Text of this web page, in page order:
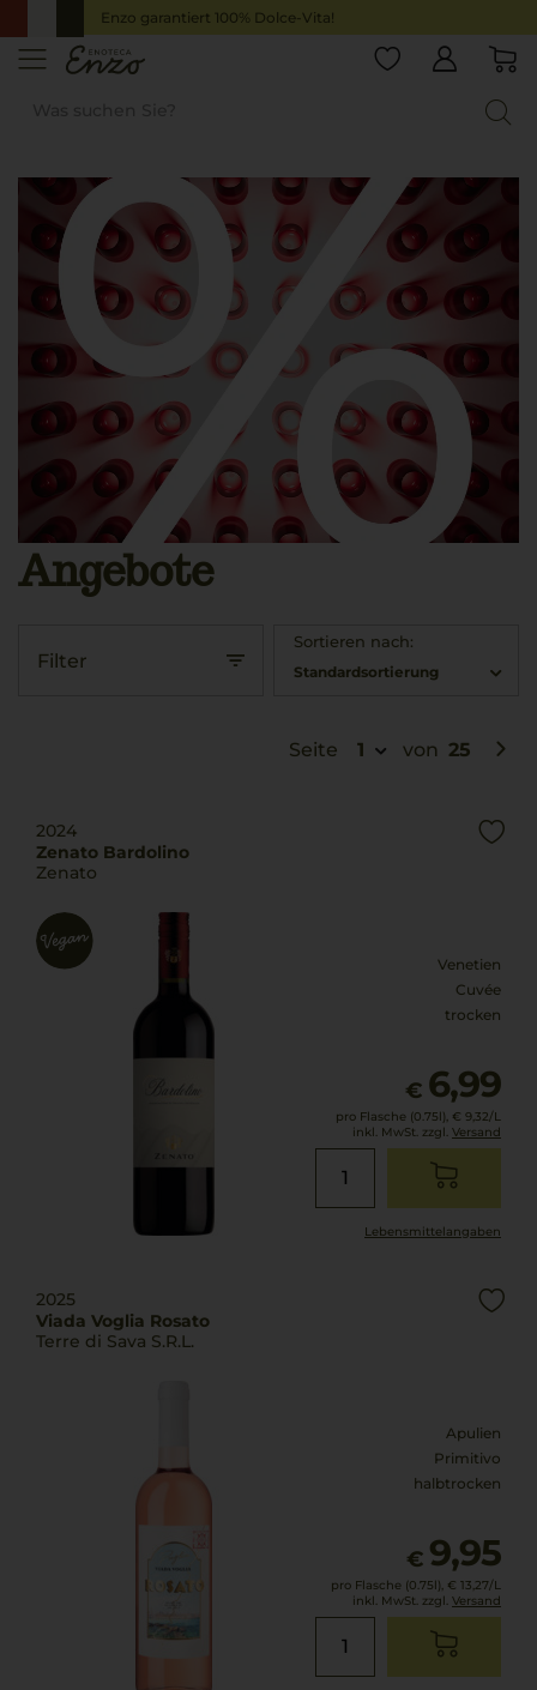
Enzo garantiert 100% Dolce-Vita!
Startseite Angebote
Angebote
Filter
Sortieren nach:
Standardsortierung
Seite 1 von 25
2024
Zenato Bardolino
Zenato
Venetien
Cuvée
trocken
€ 6,99
pro Flasche (0.75l), € 9,32/L
inkl. MwSt. zzgl. Versand
Lebensmittel­angaben
2025
Viada Voglia Rosato
Terre di Sava S.R.L.
Apulien
Primitivo
halbtrocken
€ 9,95
pro Flasche (0.75l), € 13,27/L
inkl. MwSt. zzgl. Versand